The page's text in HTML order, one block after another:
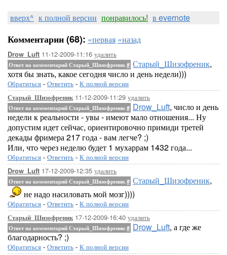
вверх^ к полной версии понравилось! в evernote
Комментарии (68): «первая «назад
Drow_Luft 11-12-2009-11:16 удалить
Ответ на комментарий Старый_Шизофреник # Старый_Шизофреник,
хотя бы знать, какое сегодня число и день недели)))
Обратиться - Ответить - К полной версии
Старый_Шизофреник11-12-2009-11:29 удалить
Ответ на комментарий Старый_Шизофреник # Drow_Luft, число и день
недели к реальности - увы - имеют мало отношения... Ну
допустим идет сейчас, ориентировочно примиди третей
декады фримера 217 года - вам легче? ;)
Или, что через неделю будет 1 мухаррам 1432 года...
Обратиться - Ответить - К полной версии
Drow_Luft 17-12-2009-12:35 удалить
Ответ на комментарий Старый_Шизофреник # Старый_Шизофреник,
не надо насиловать мой мозг))))
Обратиться - Ответить - К полной версии
Старый_Шизофреник17-12-2009-16:40 удалить
Ответ на комментарий Старый_Шизофреник # Drow_Luft, а где же
благодарность? ;)
Обратиться - Ответить - К полной версии